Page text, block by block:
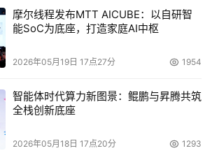
去，并在实际的项目开发中进一步巩固
识。
阶段及第二阶段的专业技术培训后，
台编程技术并具备软件开发的能力。
摩尔线程发布MTT AICUBE：以自研智
能SoC为底座，打造家庭AI中枢
2026年05月19日 17点27分 1954
智能体时代算力新图景：鲲鹏与昇腾共筑
全栈创新底座
2026年05月18日 17点20分 1293